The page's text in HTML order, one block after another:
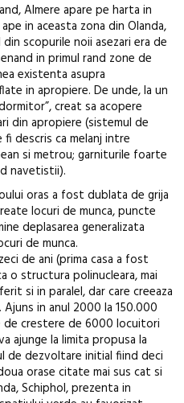
Almere apare pe harta in
in aceasta zona din Olanda,
scopurile noii asezari era de
in primul rand zone de
existenta asupra
in apropiere. De unde, la un
creat sa acopere
din apropiere (sistemul de
descris ca melanj intre
si metrou; garniturile foarte
navetistii).
oras a fost dublata de grija
locuri de munca, puncte
deplasarea generalizata
de munca.
de ani (prima casa a fost
o structura polinucleara, mai
si in paralel, dar care creeaza
in anul 2000 la 150.000
de crestere de 6000 locuitori
ajunge la limita propusa la
de dezvoltare initial fiind deci
orase citate mai sus cat si
Schiphol, prezenta in